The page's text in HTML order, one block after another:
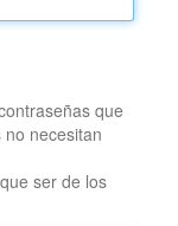
que
necesitan
ser de los